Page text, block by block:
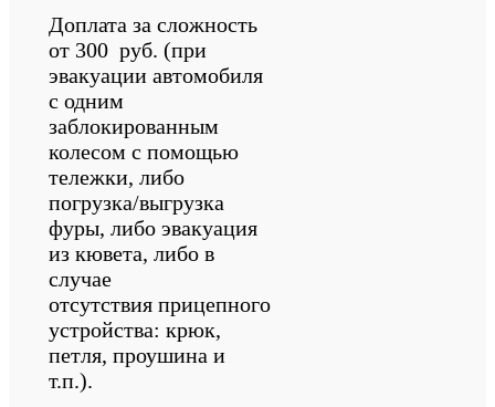
Доплата за сложность
от 300 руб. (при
эвакуации автомобиля
с одним
заблокированным
колесом с помощью
тележки, либо
погрузка/выгрузка
фуры, либо эвакуация
из кювета, либо в
случае
отсутствия прицепного
устройства: крюк,
петля, проушина и
т.п.).